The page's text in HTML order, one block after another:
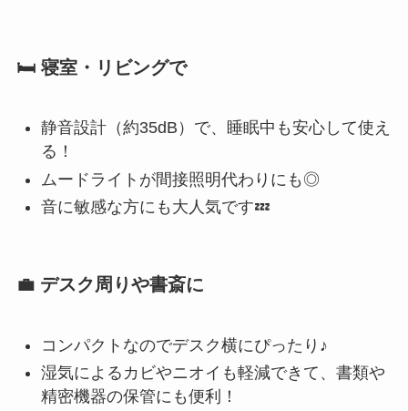
🛏 寝室・リビングで
静音設計（約35dB）で、睡眠中も安心して使え
る！
ムードライトが間接照明代わりにも◎
音に敏感な方にも大人気です💤
💼 デスク周りや書斎に
コンパクトなのでデスク横にぴったり♪
湿気によるカビやニオイも軽減できて、書類や
精密機器の保管にも便利！